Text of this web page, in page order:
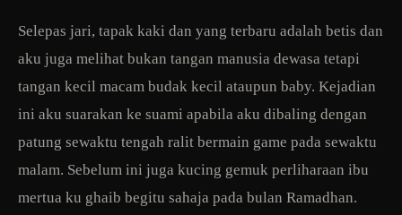
Selepas jari, tapak kaki dan yang terbaru adalah betis dan
aku juga melihat bukan tangan manusia dewasa tetapi
tangan kecil macam budak kecil ataupun baby. Kejadian
ini aku suarakan ke suami apabila aku dibaling dengan
patung sewaktu tengah ralit bermain game pada sewaktu
malam. Sebelum ini juga kucing gemuk perliharaan ibu
mertua ku ghaib begitu sahaja pada bulan Ramadhan.